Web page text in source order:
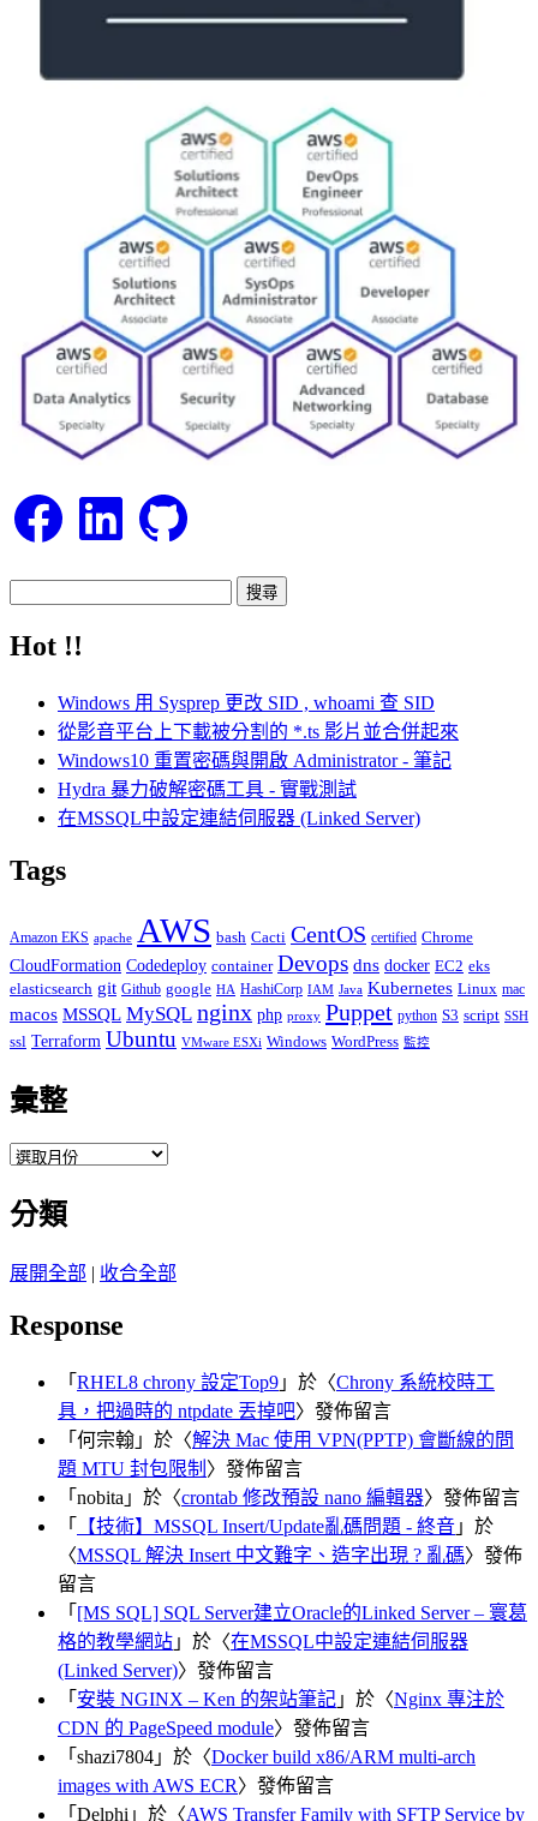
FacebookLinkedIn GitHub
關
Hot !!
Windows 用 Sysprep 更改 SID , whoami 查 SID
從影音平台上下載被分割的 *.ts 影片並合併起來
Windows10 重置密碼與開啟 Administrator - 筆記
Hydra 暴力破解密碼工具 - 實戰測試
在MSSQL中設定連結伺服器 (Linked Server)
Tags
Amazon EKS apache AWS bash Cacti CentOS certified Chrome
CloudFormation Codedeploy container Devops dns docker EC2 eks
elasticsearch git Github google HA HashiCorp IAM Java Kubernetes Linux mac
macos MSSQL MySQL nginx php proxy Puppet python S3 script SSH
ssl Terraform Ubuntu VMware ESXi Windows WordPress 監控
彙整
彙
分類
展開全部 | 收合全部
Response
「 RHEL8 chrony 設定Top9 」於〈Chrony 系統校時工
具，把過時的 ntpdate 丟掉吧〉發佈留言
「 何宗翰 」於〈解決 Mac 使用 VPN(PPTP) 會斷線的問
題 MTU 封包限制 〉發佈留言
「 nobita 」於〈crontab 修改預設 nano 編輯器〉發佈留言
「
【技術】MSSQL Insert/Update亂碼問題 - 終音 」於
〈MSSQL 解決 Insert 中文難字、造字出現 ? 亂碼〉發佈
留言
「 [MS SQL] SQL Server建立Oracle的Linked Server – 寰葛
格的教學網站 」於〈在MSSQL中設定連結伺服器
(Linked Server)〉發佈留言
「 安裝 NGINX – Ken 的架站筆記 」於〈Nginx 專注於
CDN 的 PageSpeed module〉發佈留言
「 shazi7804 」於〈Docker build x86/ARM multi-arch
images with AWS ECR〉發佈留言
「 Delphi 」於〈AWS Transfer Family with SFTP Service by